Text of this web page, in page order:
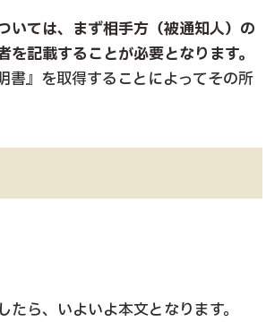
いては、まず相手方（被通知人）の
記載することが必要となります。
書』を取得することによってその所
ら、いよいよ本文となります。